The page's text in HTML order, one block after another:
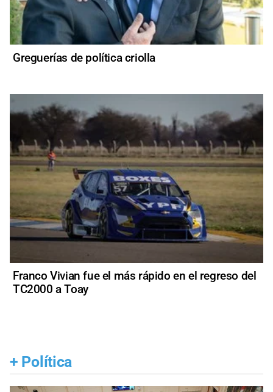
Greguerías de política criolla
Franco Vivian fue el más rápido en el regreso del
TC2000 a Toay
+ Política